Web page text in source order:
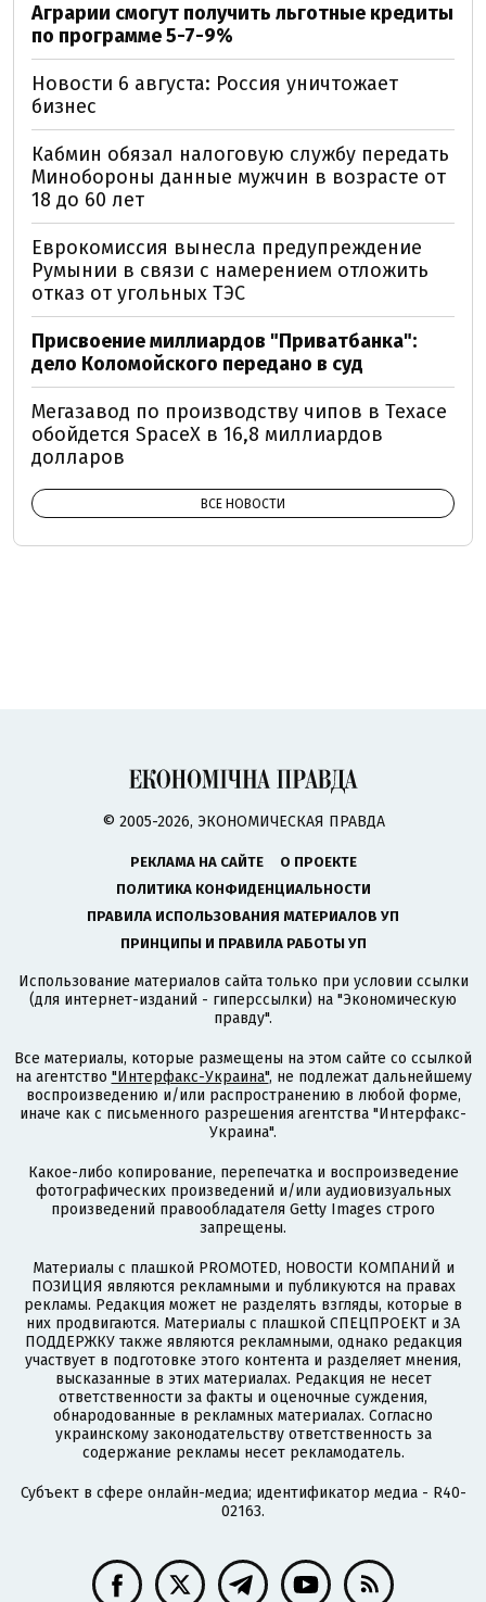
Аграрии смогут получить льготные кредиты
по программе 5-7-9%
Новости 6 августа: Россия уничтожает
бизнес
Кабмин обязал налоговую службу передать
Минобороны данные мужчин в возрасте от
18 до 60 лет
Еврокомиссия вынесла предупреждение
Румынии в связи с намерением отложить
отказ от угольных ТЭС
Присвоение миллиардов "Приватбанка":
дело Коломойского передано в суд
Мегазавод по производству чипов в Техасе
обойдется SpaceX в 16,8 миллиардов
долларов
ВСЕ НОВОСТИ
© 2005-2026, ЭКОНОМИЧЕСКАЯ ПРАВДА
РЕКЛАМА НА САЙТЕ
О ПРОЕКТЕ
ПОЛИТИКА КОНФИДЕНЦИАЛЬНОСТИ
ПРАВИЛА ИСПОЛЬЗОВАНИЯ МАТЕРИАЛОВ УП
ПРИНЦИПЫ И ПРАВИЛА РАБОТЫ УП
Использование материалов сайта только при условии ссылки
(для интернет-изданий - гиперссылки) на "Экономическую
правду".
Все материалы, которые размещены на этом сайте со ссылкой
на агентство "Интерфакс-Украина", не подлежат дальнейшему
воспроизведению и/или распространению в любой форме,
иначе как с письменного разрешения агентства "Интерфакс-
Украина".
Какое-либо копирование, перепечатка и воспроизведение
фотографических произведений и/или аудиовизуальных
произведений правообладателя Getty Images строго
запрещены.
Материалы с плашкой PROMOTED, НОВОСТИ КОМПАНИЙ и
ПОЗИЦИЯ являются рекламными и публикуются на правах
рекламы. Редакция может не разделять взгляды, которые в
них продвигаются. Материалы с плашкой СПЕЦПРОЕКТ и ЗА
ПОДДЕРЖКУ также являются рекламными, однако редакция
участвует в подготовке этого контента и разделяет мнения,
высказанные в этих материалах. Редакция не несет
ответственности за факты и оценочные суждения,
обнародованные в рекламных материалах. Согласно
украинскому законодательству ответственность за
содержание рекламы несет рекламодатель.
Субъект в сфере онлайн-медиа; идентификатор медиа - R40-
02163.